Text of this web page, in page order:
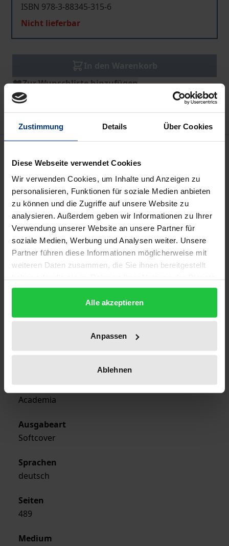
Zustimmung Details Über Cookies
Diese Webseite verwendet Cookies
Wir verwenden Cookies, um Inhalte und Anzeigen zu
personalisieren, Funktionen für soziale Medien anbieten
zu können und die Zugriffe auf unsere Website zu
analysieren. Außerdem geben wir Informationen zu Ihrer
Verwendung unserer Website an unsere Partner für
soziale Medien, Werbung und Analysen weiter. Unsere
Partner führen diese Informationen möglicherweise mit
weiteren Daten zusammen, die Sie ihnen bereitgestellt
gesammelt haben.
Alle akzeptieren
Anpassen
Ablehnen
ISBN 978-3-88345-315-6
Nicht lieferbar
In den Warenkorb
Zur Wunschliste hinzufügen
Hinweise zu Versandkosten
Auflage
1
ISBN
978-3-88345-315-6
Untertitel
Zukunft
30.06.1985
Erscheinungsjahr
Verlag
Academia
Ausgabeart
Softcover
Sprachen
deutsch
Seiten
489
Medium